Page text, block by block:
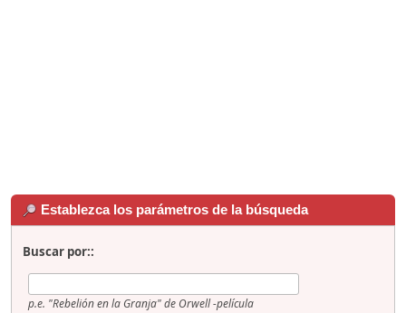
Establezca los parámetros de la búsqueda
Buscar por::
p.e. "Rebelión en la Granja" de Orwell -película